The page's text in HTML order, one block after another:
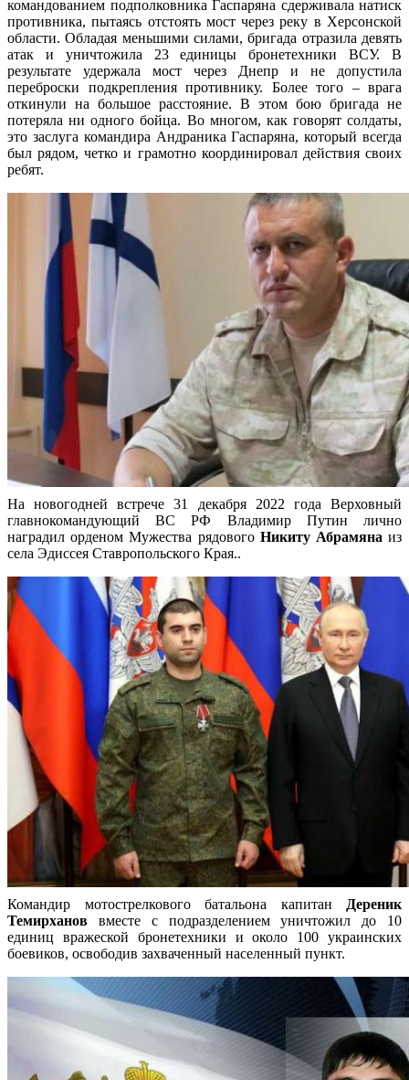
командованием подполковника Гаспаряна сдерживала натиск
противника, пытаясь отстоять мост через реку в Херсонской
области. Обладая меньшими силами, бригада отразила девять
атак и уничтожила 23 единицы бронетехники ВСУ. В
результате удержала мост через Днепр и не допустила
переброски подкрепления противнику. Более того – врага
откинули на большое расстояние. В этом бою бригада не
потеряла ни одного бойца. Во многом, как говорят солдаты,
это заслуга командира Андраника Гаспаряна, который всегда
был рядом, четко и грамотно координировал действия своих
ребят.
На новогодней встрече 31 декабря 2022 года Верховный
главнокомандующий ВС РФ Владимир Путин лично
наградил орденом Мужества рядового Никиту Абрамянаиз
села Эдиссея Ставропольского Края..
Командир мотострелкового батальона капитан
Дереник
Темирханов вместе с подразделением уничтожил до 10
единиц вражеской бронетехники и около 100 украинских
боевиков, освободив захваченный населенный пункт.